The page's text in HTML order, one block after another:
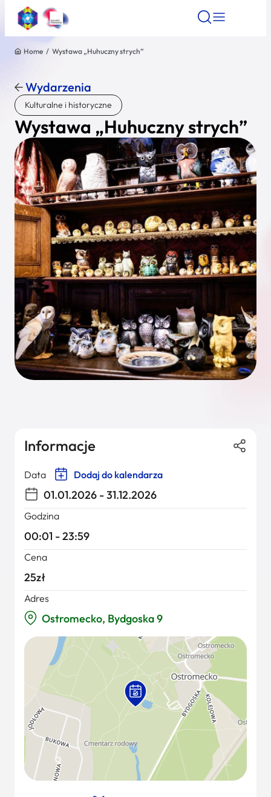
Znajdź atrakcję
Nazwa atrakcji
Miasto
Kategoria
Wyszukaj
Home / Wystawa „Huhuczny strych”
Wydarzenia
Kulturalne i historyczne
Wystawa „Huhuczny strych”
Informacje
Data Dodaj do kalendarza
01.01.2026 - 31.12.2026
Godzina
00:01 - 23:59
Cena
25zł
Adres
Ostromecko, Bydgoska 9